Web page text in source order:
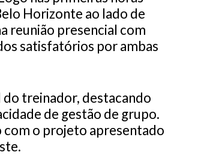
Horizonte ao lado de
reunião presencial com
satisfatórios por ambas
treinador, destacando
de gestão de grupo.
com o projeto apresentado